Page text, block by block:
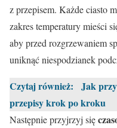
z przepisem. Każde ciasto
zakres temperatury mieści
aby przed rozgrzewaniem
uniknąć niespodzianek
Czytaj również:
Jak
przepisy krok po kroku
Następnie przyjrzyj się